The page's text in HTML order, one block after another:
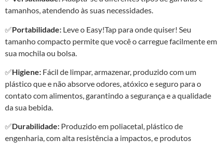
tamanhos, atendendo às suas necessidades.
✅Portabilidade: Leve o Easy!Tap para onde quiser! Seu
tamanho compacto permite que você o carregue facilmente em
sua mochila ou bolsa.
✅Higiene: Fácil de limpar, armazenar, produzido com um
plástico que e não absorve odores, atóxico e seguro para o
contato com alimentos, garantindo a segurança e a qualidade
da sua bebida.
✅Durabilidade: Produzido em poliacetal, plástico de
engenharia, com alta resistência a impactos, e produtos